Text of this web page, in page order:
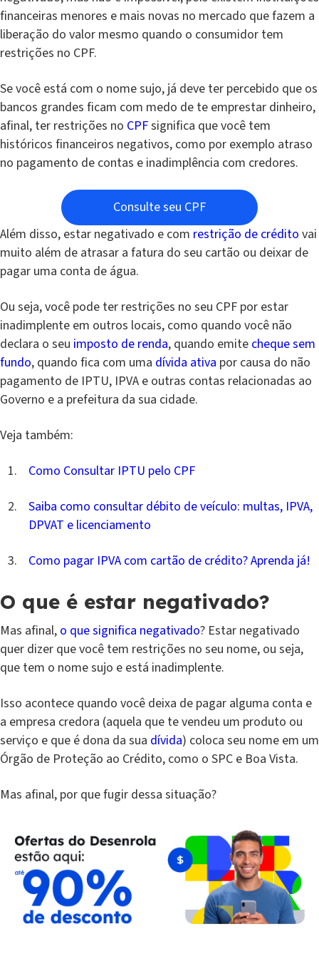
financeiras menores e mais novas no mercado que fazem a
liberação do valor mesmo quando o consumidor tem
restrições no CPF.
Se você está com o nome sujo, já deve ter percebido que os
bancos grandes ficam com medo de te emprestar dinheiro,
afinal, ter restrições no CPFsignifica que você tem
históricos financeiros negativos, como por exemplo atraso
no pagamento de contas e inadimplência com credores.
Consulte seu CPF
Além disso, estar negativado e com restrição de crédito vai
muito além de atrasar a fatura do seu cartão ou deixar de
pagar uma conta de água.
Ou seja, você pode ter restrições no seu CPF por estar
inadimplente em outros locais, como quando você não
declara o seu imposto de renda, quando emite cheque sem
fundo, quando fica com uma dívida ativa por causa do não
pagamento de IPTU, IPVA e outras contas relacionadas ao
Governo e a prefeitura da sua cidade.
Veja também:
Como Consultar IPTU pelo CPF
Saiba como consultar débito de veículo: multas, IPVA,
DPVAT e licenciamento
Como pagar IPVA com cartão de crédito? Aprenda já!
O que é estar negativado?
Mas afinal, o que significa negativado? Estar negativado
quer dizer que você tem restrições no seu nome, ou seja,
que tem o nome sujo e está inadimplente.
Isso acontece quando você deixa de pagar alguma conta e
a empresa credora (aquela que te vendeu um produto ou
serviço e que é dona da sua dívida) coloca seu nome em um
Órgão de Proteção ao Crédito, como o SPC e Boa Vista.
Mas afinal, por que fugir dessa situação?